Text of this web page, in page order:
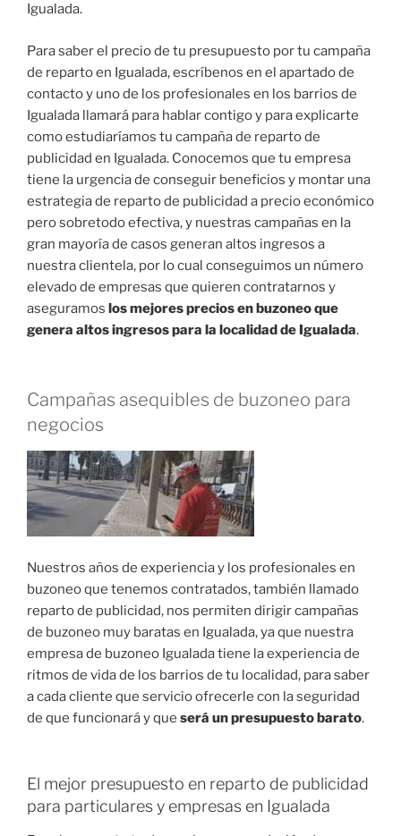
Igualada.
Para saber el precio de tu presupuesto por tu campaña
de reparto en Igualada, escríbenos en el apartado de
contacto y uno de los profesionales en los barrios de
Igualada llamará para hablar contigo y para explicarte
como estudiaríamos tu campaña de reparto de
publicidad en Igualada. Conocemos que tu empresa
tiene la urgencia de conseguir beneficios y montar una
estrategia de reparto de publicidad a precio económico
pero sobretodo efectiva, y nuestras campañas en la
gran mayoría de casos generan altos ingresos a
nuestra clientela, por lo cual conseguimos un número
elevado de empresas que quieren contratarnos y
aseguramos los mejores precios en buzoneo que
genera altos ingresos para la localidad de Igualada.
Campañas asequibles de buzoneo para
negocios
Nuestros años de experiencia y los profesionales en
buzoneo que tenemos contratados, también llamado
reparto de publicidad, nos permiten dirigir campañas
de buzoneo muy baratas en Igualada, ya que nuestra
empresa de buzoneo Igualada tiene la experiencia de
ritmos de vida de los barrios de tu localidad, para saber
a cada cliente que servicio ofrecerle con la seguridad
de que funcionará y que será un presupuesto barato.
El mejor presupuesto en reparto de publicidad
para particulares y empresas en Igualada